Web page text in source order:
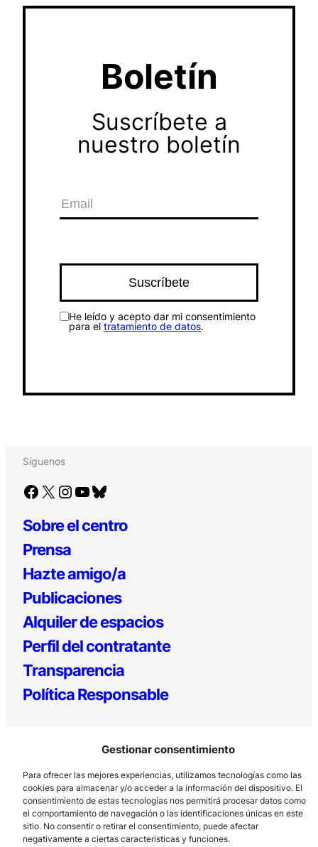
Gestionar consentimiento
Para ofrecer las mejores experiencias, utilizamos tecnologías como las
cookies para almacenar y/o acceder a la información del dispositivo. El
consentimiento de estas tecnologías nos permitirá procesar datos como
el comportamiento de navegación o las identificaciones únicas en este
sitio. No consentir o retirar el consentimiento, puede afectar
negativamente a ciertas características y funciones.
Boletín
Suscríbete a
nuestro boletín
He leído y acepto dar mi consentimiento
para el tratamiento de datos.
Síguenos
Facebook X Instagram YouTube Bluesky
Sobre el centro
Prensa
Hazte amigo/a
Publicaciones
Alquiler de espacios
Perfil del contratante
Transparencia
Política Responsable
Los Prados, 121 – 33203 Gijón
985 185 577 – info@laboralcentrodearte.org